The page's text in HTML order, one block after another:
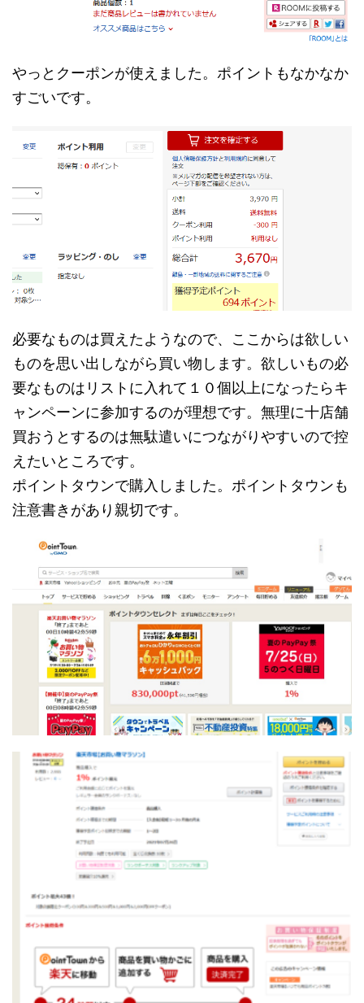
やっとクーポンが使えました。ポイントもなかなか
すごいです。
必要なものは買えたようなので、ここからは欲しい
ものを思い出しながら買い物します。欲しいもの必
要なものはリストに入れて１０個以上になったらキ
ャンペーンに参加するのが理想です。無理に十店舗
買おうとするのは無駄遣いにつながりやすいので控
えたいところです。
ポイントタウンで購入しました。ポイントタウンも
注意書きがあり親切です。